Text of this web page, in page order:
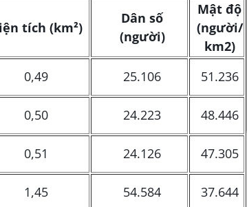
tích (km²)
Dân số
(người)
Mật độ
(người/
km2)
0,49 25.106 51.236
0,50 24.223 48.446
0,51 24.126 47.305
1,45 54.584 37.644